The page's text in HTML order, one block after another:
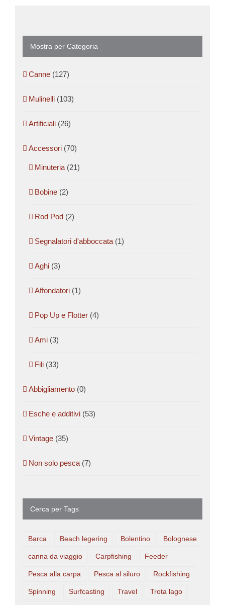
Mostra per Categoria
Canne (127)
Mulinelli (103)
Artificiali (26)
Accessori (70)
Minuteria (21)
Bobine (2)
Rod Pod (2)
Segnalatori d'abboccata (1)
Aghi (3)
Affondatori (1)
Pop Up e Flotter (4)
Ami (3)
Fili (33)
Abbigliamento (0)
Esche e additivi (53)
Vintage (35)
Non solo pesca (7)
Cerca per Tags
Barca Beach legering Bolentino Bolognese
canna da viaggio Carpfishing Feeder
Pesca alla carpa Pesca al siluro Rockfishing
Spinning Surfcasting Travel Trota lago